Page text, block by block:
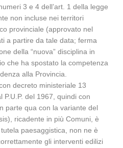
3 e 4 dell’art. 1 della legge
non incluse nei territori
provinciale (approvato nel
a partire da tale data; ferma
della “nuova” disciplina in
che ha spostato la competenza
alla Provincia.
decreto ministeriale 13
del 1967, quindi con
parte qua con la variante del
ricadente in più Comuni, è
paesaggistica, non ne è
gli interventi edilizi